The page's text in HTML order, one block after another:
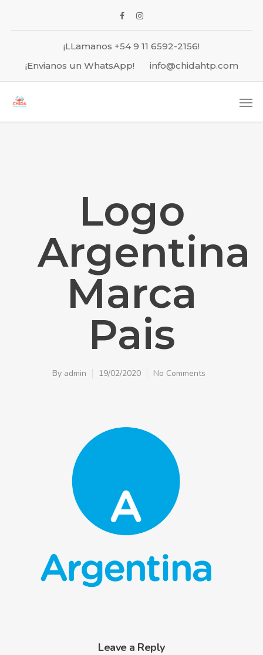
¡LLamanos +54 9 11 6592-2156!
¡Envianos un WhatsApp!
info@chidahtp.com
Logo
Argentina
Marca
Pais
By admin 19/02/2020 No Comments
Leave a Reply